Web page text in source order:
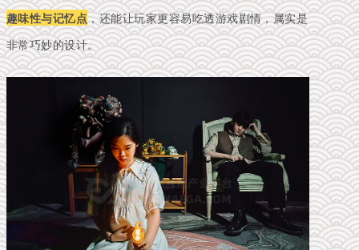
趣味性与记忆点，还能让玩家更容易吃透游戏剧情，属实是
非常巧妙的设计。